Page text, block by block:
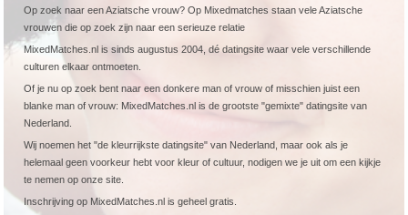
Op zoek naar een Aziatsche vrouw? Op Mixedmatches staan vele Aziatsche
vrouwen die op zoek zijn naar een serieuze relatie
MixedMatches.nl is sinds augustus 2004, dé datingsite waar vele verschillende
culturen elkaar ontmoeten.
Of je nu op zoek bent naar een donkere man of vrouw of misschien juist een
blanke man of vrouw: MixedMatches.nl is de grootste "gemixte" datingsite van
Nederland.
Wij noemen het "de kleurrijkste datingsite" van Nederland, maar ook als je
helemaal geen voorkeur hebt voor kleur of cultuur, nodigen we je uit om een kijkje
te nemen op onze site.
Inschrijving op MixedMatches.nl is geheel gratis.